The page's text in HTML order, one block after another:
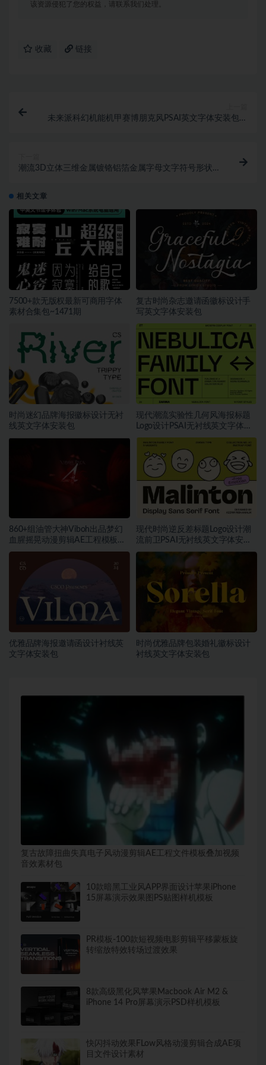
该资源侵犯了您的权益，请联系我们处理。
收藏 链接
未来派科幻机能机甲赛博朋克风PSAI英文字体安装包素
潮流3D立体三维金属镀铬铝箔金属字母文字符号形状
相关文章
7500+款无版权最新可商用字体
素材合集包~1471期
复古时尚杂志邀请函徽标设计手
写英文字体安装包
时尚迷幻品牌海报徽标设计无衬
线英文字体安装包
现代潮流实验性几何风海报标题
Logo设计PSAI无衬线英文字体安
装包
860+组油管大神Viboh出品梦幻
血腥摇晃动漫剪辑AE工程模板预
设叠加视频音效字体素材包
现代时尚逆反差标题Logo设计潮
流前卫PSAI无衬线英文字体安装
包素材
优雅品牌海报邀请函设计衬线英
文字体安装包
时尚优雅品牌包装婚礼徽标设计
衬线英文字体安装包
复古故障扭曲失真电子风动漫剪辑AE工程文件模板叠加视频
音效素材包
10款暗黑工业风APP界面设计苹果iPhone
15屏幕演示效果图PS贴图样机模板
PR模板-100款短视频电影剪辑平移蒙板旋
转缩放特效转场过渡效果
8款高级黑化风苹果Macbook Air M2 &
iPhone 14 Pro屏幕演示PSD样机模板
快闪抖动效果FLow风格动漫剪辑合成AE项
目文件设计素材